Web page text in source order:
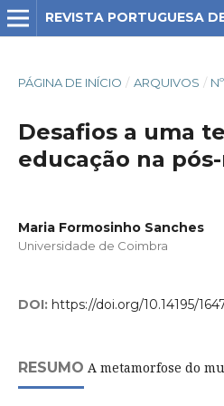
REVISTA PORTUGUESA
PÁGINA DE INÍCIO / ARQUIVOS /
Desafios a uma
educação na
Maria Formosinho Sanches
Universidade de Coimbra
DOI: https://doi.org/10.14195/
RESUMO A metamorfose do